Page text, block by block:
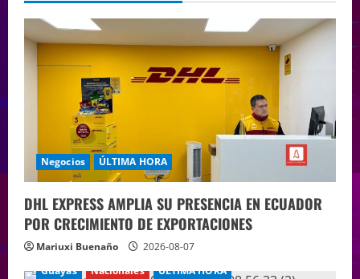
Negocios ÚLTIMA HORA
DHL EXPRESS AMPLIA SU PRESENCIA EN ECUADOR
POR CRECIMIENTO DE EXPORTACIONES
Mariuxi Buenaño
2026-08-07
Guayas
Nacionales ÚLTIMA HORA